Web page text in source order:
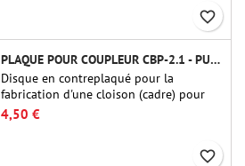
favorite_border
PLAQUE POUR COUPLEUR CBP-2.1 - PUBLIC MISSILES LTD.
Disque en contreplaqué pour la
fabrication d'une cloison (cadre) pour
raccords tubulaires de 54 mm de Public
Missiles Ltd. (PT-2.1 ou QT-2.1)
4,50 €
favorite_border